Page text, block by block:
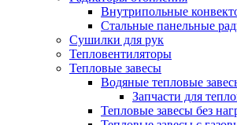
Внутрипольные
Стальные панельные
Сушилки для рук
Тепловентиляторы
Тепловые завесы
Водяные тепловые
Запчасти для
Тепловые завесы без